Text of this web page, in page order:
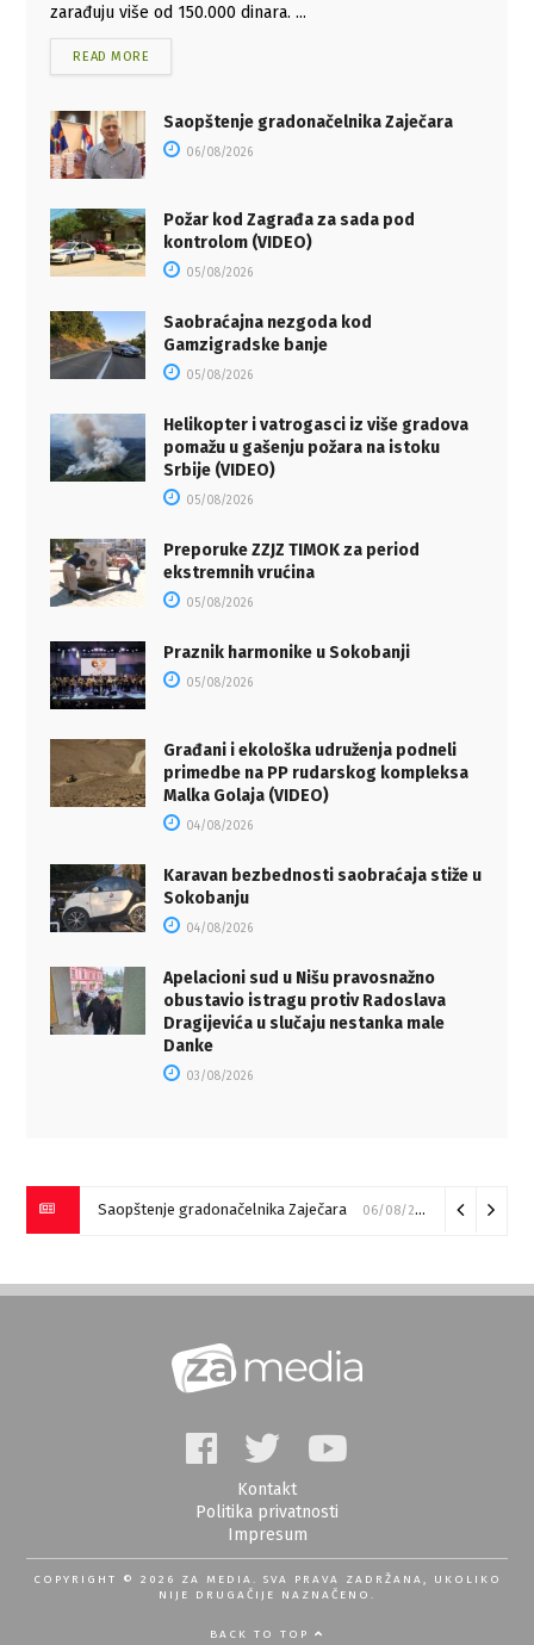
zarađuju više od 150.000 dinara. ...
READ MORE
Saopštenje gradonačelnika Zaječara
06/08/2026
Požar kod Zagrađa za sada pod
kontrolom (VIDEO)
05/08/2026
Saobraćajna nezgoda kod
Gamzigradske banje
05/08/2026
Helikopter i vatrogasci iz više gradova
pomažu u gašenju požara na istoku
Srbije (VIDEO)
05/08/2026
Preporuke ZZJZ TIMOK za period
ekstremnih vrućina
05/08/2026
Praznik harmonike u Sokobanji
05/08/2026
Građani i ekološka udruženja podneli
primedbe na PP rudarskog kompleksa
Malka Golaja (VIDEO)
04/08/2026
Karavan bezbednosti saobraćaja stiže u
Sokobanju
04/08/2026
Apelacioni sud u Nišu pravosnažno
obustavio istragu protiv Radoslava
Dragijevića u slučaju nestanka male
Danke
03/08/2026
Saopštenje gradonačelnika Zaječara 06/08/2026
Kontakt
Politika privatnosti
Impresum
COPYRIGHT © 2026 ZA MEDIA. SVA PRAVA ZADRŽANA, UKOLIKO
NIJE DRUGAČIJE NAZNAČENO.
BACK TO TOP